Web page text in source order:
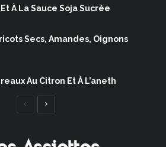
À La Sauce Soja Sucrée
Secs, Amandes, Oignons
Au Citron Et À L’aneth
Page